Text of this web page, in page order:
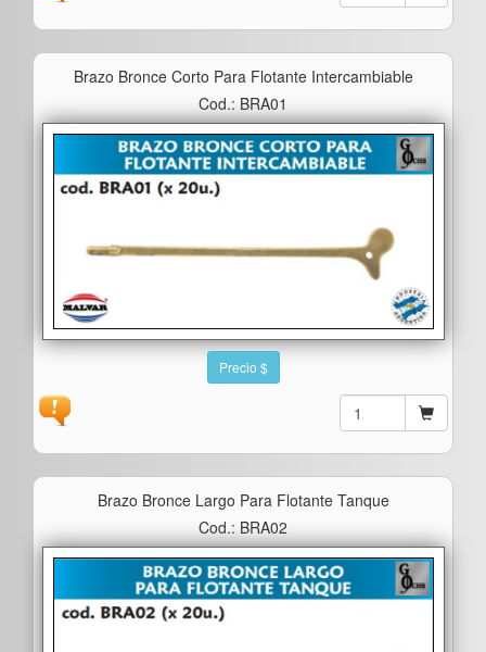
Brazo Bronce Corto Para Flotante Intercambiable
Cod.: BRA01
Precio $
Brazo Bronce Largo Para Flotante Tanque
Cod.: BRA02